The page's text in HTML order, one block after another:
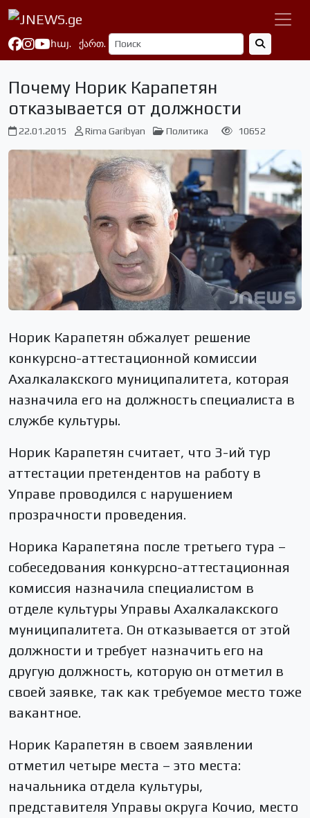
հայ. ქართ.
Почему Норик Карапетян
отказывается от должности
22.01.2015 Rima Garibyan Политика 10652
Норик Карапетян обжалует решение
конкурсно-аттестационной комиссии
Ахалкалакского муниципалитета, которая
назначила его на должность специалиста в
службе культуры.
Норик Карапетян считает, что 3-ий тур
аттестации претендентов на работу в
Управе проводился с нарушением
прозрачности проведения.
Норика Карапетяна после третьего тура –
собеседования конкурсно-аттестационная
комиссия назначила специалистом в
отделе культуры Управы Ахалкалакского
муниципалитета. Он отказывается от этой
должности и требует назначить его на
другую должность, которую он отметил в
своей заявке, так как требуемое место тоже
вакантное.
Норик Карапетян в своем заявлении
отметил четыре места – это места:
начальника отдела культуры,
представителя Управы округа Кочио, место